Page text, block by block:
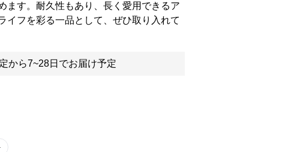
ます。耐久性もあり、長く愛用できるア
イフを彩る一品として、ぜひ取り入れて
から7~28日でお届け予定